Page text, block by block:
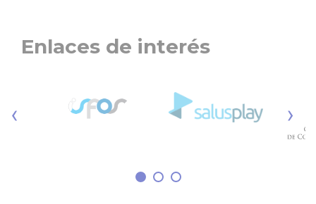
millones antes de tres décadas.
Enlaces de interés
‹ ›